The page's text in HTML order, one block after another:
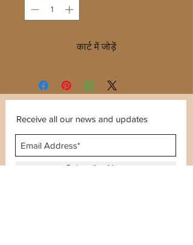
कार्ट में जोड़ें
Receive all our news and updates
Subscribe Now